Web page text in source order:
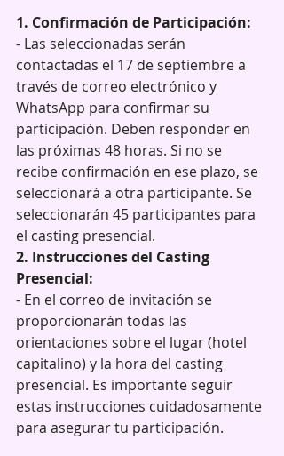
1. Confirmación de Participación:
- Las seleccionadas serán
contactadas el 17 de septiembre a
través de correo electrónico y
WhatsApp para confirmar su
participación. Deben responder en
las próximas 48 horas. Si no se
recibe confirmación en ese plazo, se
seleccionará a otra participante. Se
seleccionarán 45 participantes para
el casting presencial.
2. Instrucciones del Casting
Presencial:
- En el correo de invitación se
proporcionarán todas las
orientaciones sobre el lugar (hotel
capitalino) y la hora del casting
presencial. Es importante seguir
estas instrucciones cuidadosamente
para asegurar tu participación.